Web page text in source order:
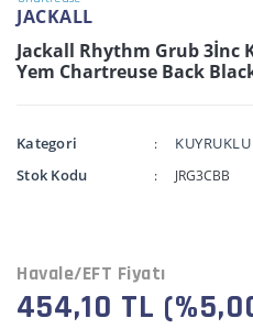
JACKALL
Jackall Rhythm Grub 3İnc
Yem Chartreuse Back
Kategori
Stok Kodu
JRG3CBB
Havale/EFT Fiyatı
454,10 TL